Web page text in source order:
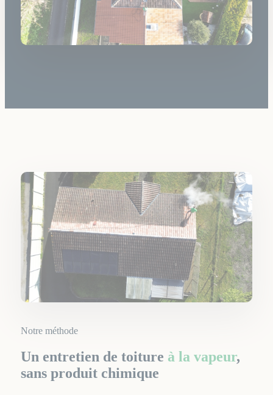
Notre méthode
Un entretien de toiture à la vapeur,
sans produit chimique